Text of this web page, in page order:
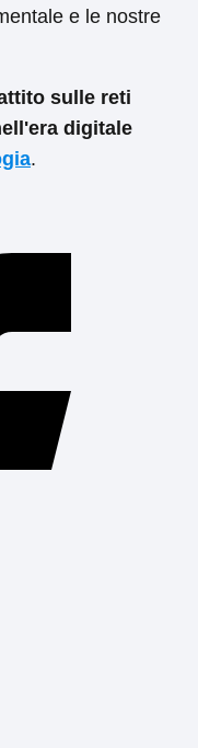
e le nostre
sulle reti
digitale
.